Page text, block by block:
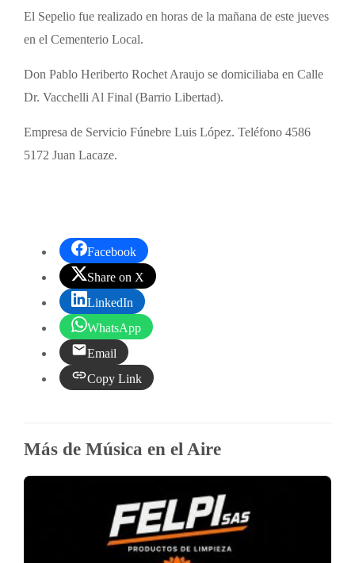
El Sepelio fue realizado en horas de la mañana de este jueves
en el Cementerio Local.
Don Pablo Heriberto Rochet Araujo se domiciliaba en Calle
Dr. Vacchelli Al Final (Barrio Libertad).
Empresa de Servicio Fúnebre Luis López. Teléfono 4586
5172 Juan Lacaze.
Facebook
Share on X
LinkedIn
WhatsApp
Email
Copy Link
Más de Música en el Aire